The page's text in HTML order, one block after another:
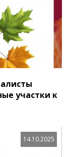
участки к
14.10.2025